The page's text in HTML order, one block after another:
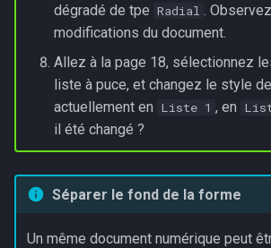
dégradé de tpe Radial
.
modifications du document.
Allez à la page 18, sélectionnez
liste à puce, et changez le style
actuellement en Liste 1 , en
il été changé ?
Séparer le fond de la forme
Un même document numérique peut